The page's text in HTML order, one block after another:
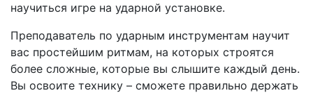
научиться игре на ударной установке.
Преподаватель по ударным инструментам научит
вас простейшим ритмам, на которых строятся
более сложные, которые вы слышите каждый день.
Вы освоите технику – сможете правильно держать